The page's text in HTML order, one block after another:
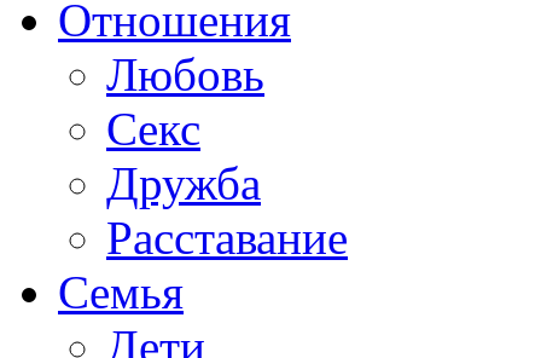
Отношения
Любовь
Секс
Дружба
Расставание
Семья
Дети